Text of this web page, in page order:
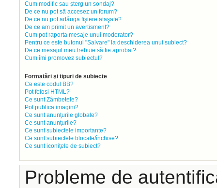
Cum modific sau şterg un sondaj?
De ce nu pot să accesez un forum?
De ce nu pot adăuga fişiere ataşate?
De ce am primit un avertisment?
Cum pot raporta mesaje unui moderator?
Pentru ce este butonul "Salvare" la deschiderea unui subiect?
De ce mesajul meu trebuie să fie aprobat?
Cum îmi promovez subiectul?
Formatări şi tipuri de subiecte
Ce este codul BB?
Pot folosi HTML?
Ce sunt Zâmbetele?
Pot publica imagini?
Ce sunt anunţurile globale?
Ce sunt anunţurile?
Ce sunt subiectele importante?
Ce sunt subiectele blocate/închise?
Ce sunt iconiţele de subiect?
Probleme de